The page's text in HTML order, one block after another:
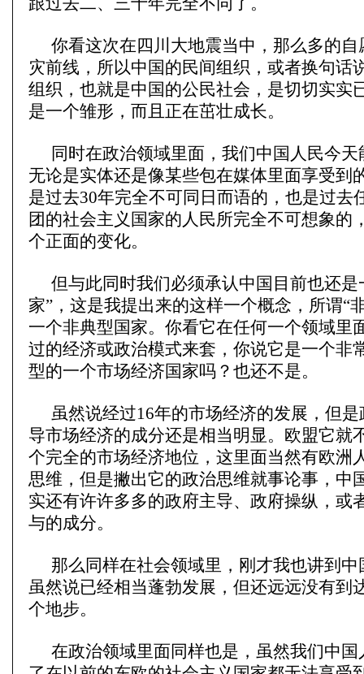
你看这次在四川大地震当中，那么多的
灾前线，所以中国的民间组织，或者换句话
组织，也就是中国的公民社会，是切切实实
是一个雏形，而且正在茁壮成长。
同时在政治领域里面，我们中国人民今
无论是实体还是像某些包在媒体里面享受到
是过去30年完全不可同日而语的，也是过去
团的社会主义国家的人民所完全不可想象的
个正面的变化。
但与此同时我们必须承认中国目前也还是
家”，这是我提出来的这样一个概念，所谓“
一个非典型国家。你看它在任何一个领域里
过的经济或政治模式来套，你说它是一个非
型的一个市场经济国家吗？也还不是。
虽然说经过16年的市场经济的发展，但
导市场经济的成分还是相当明显。欧盟它就
个完全的市场经济地位，这里面当然有欧洲
思维，但是撇出它的政治思维就事论事，中
实还有许许多多的政府主导、政府操纵，或
与的成分。
那么同样在社会领域里，刚才我也讲到
虽然说已经相当蓬勃发展，但还远远没有到
个地步。
在政治领域里面同样也是，虽然我们中